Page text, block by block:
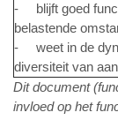
- blijft goed
belastende
- weet in de
diversiteit van
Dit document
invloed op het